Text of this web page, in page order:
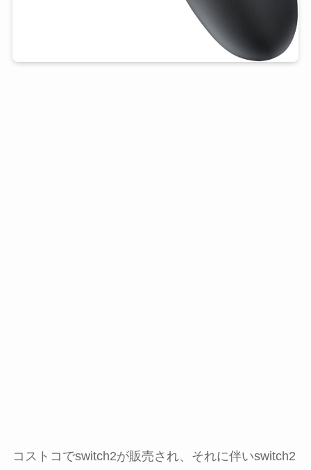
コストコでswitch2が販売され、それに伴いswitch2